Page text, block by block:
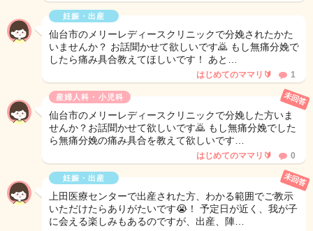
妊娠・出産
仙台市のメリーレディースクリニックで分娩されたかた
いませんか？ お話聞かせて欲しいです🙇 もし無痛分娩で
したら痛み具合教えてほしいです！ あと…
はじめてのママリ🔰 1
産婦人科・小児科
仙台市のメリーレディースクリニックで分娩した方いま
せんか？お話聞かせて欲しいです🙇 もし無痛分娩でした
ら無痛分娩の痛み具合を教えて欲しいです…
未回答
はじめてのママリ🔰 0
妊娠・出産
上田医療センターで出産された方、わかる範囲でご教示
いただけたらありがたいです😭！ 予定日が近く、我が子
に会える楽しみもあるのですが、出産、陣…
未回答